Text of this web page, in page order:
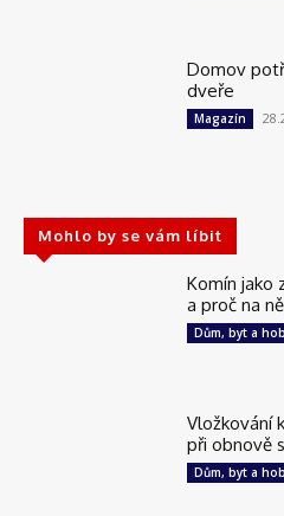
Domov
dveře
Magazín
Mohlo by se vám líbit
Komín jako
a proč na
Dům, byt a
Vložkování
při obnově
Dům, byt a